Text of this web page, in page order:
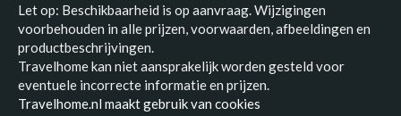
Let op: Beschikbaarheid is op aanvraag. Wijzigingen
voorbehouden in alle prijzen, voorwaarden, afbeeldingen en
productbeschrijvingen.
Travelhome kan niet aansprakelijk worden gesteld voor
eventuele incorrecte informatie en prijzen.
Travelhome.nl maakt gebruik van cookies